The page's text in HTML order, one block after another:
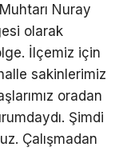
Nuray
olarak
İlçemiz için
sakinlerimiz
oradan
Şimdi
Çalışmadan